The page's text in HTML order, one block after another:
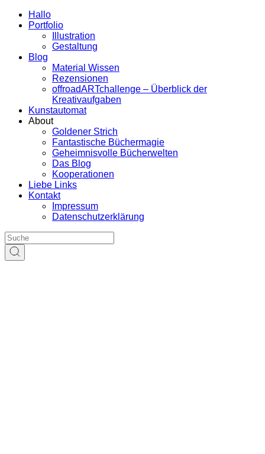
Hallo
Portfolio
Illustration
Gestaltung
Blog
Material Wissen
Rezensionen
offroadARTchallenge – Überblick der
Kreativaufgaben
Kunstautomat
About
Goldener Strich
Fantastische Büchermagie
Geheimnisvolle Bücherwelten
Das Blog
Kooperationen
Liebe Links
Kontakt
Impressum
Datenschutzerklärung